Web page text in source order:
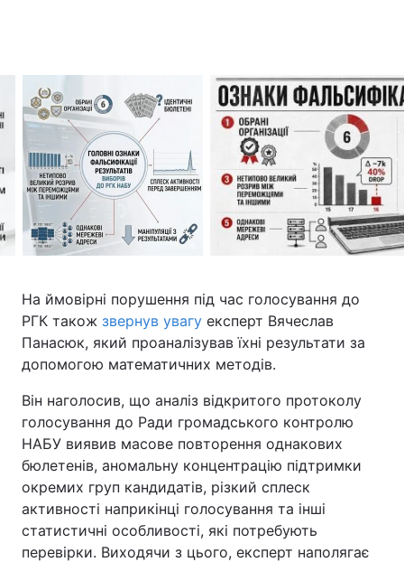
На ймовірні порушення під час голосування до
РГК також звернув увагу експерт Вячеслав
Панасюк, який проаналізував їхні результати за
допомогою математичних методів.
Він наголосив, що аналіз відкритого протоколу
голосування до Ради громадського контролю
НАБУ виявив масове повторення однакових
бюлетенів, аномальну концентрацію підтримки
окремих груп кандидатів, різкий сплеск
активності наприкінці голосування та інші
статистичні особливості, які потребують
перевірки. Виходячи з цього, експерт наполягає